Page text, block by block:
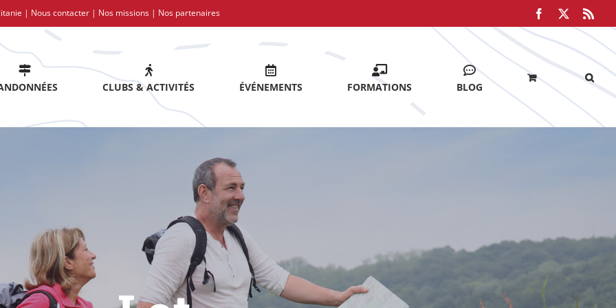
| Nous contacter | Nos missions | Nos partenaires Facebook
CLUBS & ACTIVITÉS ÉVÉNEMENTS FORMATIONS BLOG